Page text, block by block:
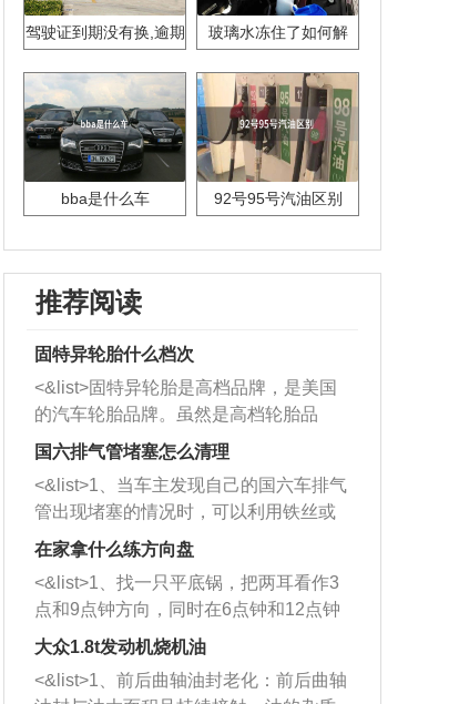
驾驶证到期没有换,逾期
玻璃水冻住了如何解
bba是什么车 92号95号汽油区别
推荐阅读
固特异轮胎什么档次
<&list>固特异轮胎是高档品牌，是美国
的汽车轮胎品牌。虽然是高档轮胎品
牌，但是中高低端的轮胎都有生产，这
也是为了更好的开拓市场。
国六排气管堵塞怎么清理
<&list>1、当车主发现自己的国六车排气
管出现堵塞的情况时，可以利用铁丝或
者是细棍，直接将杂物给取出来，如果
堵塞情况比较严重，也可以采取应急措
施。 <&list>2、直接利用木棍将所有的
杂物推到排气管里面的位置处，然后将
三元催化器拆解开，就可以将堵塞的东
西取出来。但如果是因为积碳过多引起
的堵塞，就需要将三元催化器泡在草酸
在家拿什么练方向盘
<&list>1、找一只平底锅，把两耳看作3
点和9点钟方向，同时在6点钟和12点钟
方向做一个标记。 <&list>2、双手握住
一圈半的练习，往右同样也要打相同的
大众1.8t发动机烧机油
<&list>1、前后曲轴油封老化：前后曲轴